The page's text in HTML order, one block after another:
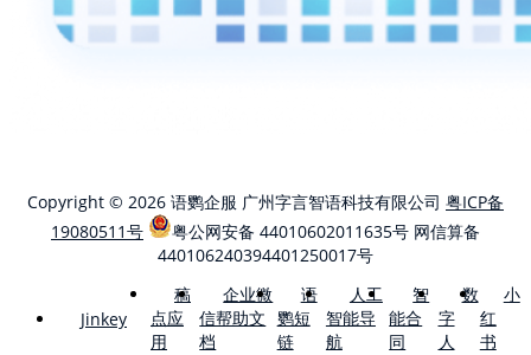
Copyright © 2026 语鹦企服 广州字言智语科技有限公司 粤ICP备
19080511号
粤公网安备 44010602011635号 网信算备
440106240394401250017号
Jinkey
稿
点应
用
企业微
信帮助文
档
语
鹦短
链
人工
智能导
航
智
能合
同
数
字
人
小
红
书